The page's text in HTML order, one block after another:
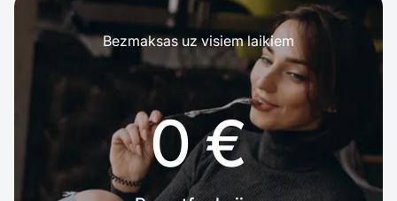
Bezmaksas uz visiem laikiem
0 €